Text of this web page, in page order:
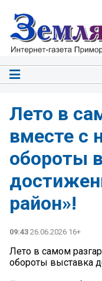
Лето в
вместе с
обороты
район»!
09:43 26.06.2026 16+
Лето в самом
обороты выставка